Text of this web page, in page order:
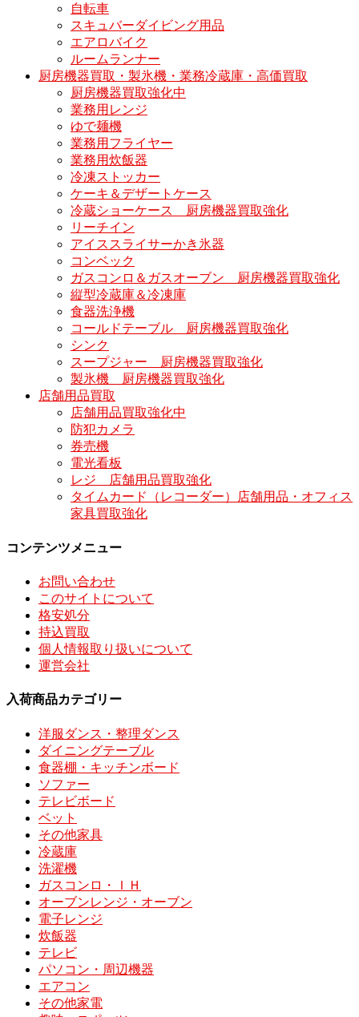
自転車
スキュバーダイビング用品
エアロバイク
ルームランナー
厨房機器買取・製氷機・業務冷蔵庫・高価買取
厨房機器買取強化中
業務用レンジ
ゆで麺機
業務用フライヤー
業務用炊飯器
冷凍ストッカー
ケーキ＆デザートケース
冷蔵ショーケース 厨房機器買取強化
リーチイン
アイススライサーかき氷器
コンベック
ガスコンロ＆ガスオーブン 厨房機器買取強化
縦型冷蔵庫＆冷凍庫
食器洗浄機
コールドテーブル 厨房機器買取強化
シンク
スープジャー 厨房機器買取強化
製氷機 厨房機器買取強化
店舗用品買取
店舗用品買取強化中
防犯カメラ
券売機
電光看板
レジ 店舗用品買取強化
タイムカード（レコーダー）店舗用品・オフィス
家具買取強化
コンテンツメニュー
お問い合わせ
このサイトについて
格安処分
持込買取
個人情報取り扱いについて
運営会社
入荷商品カテゴリー
洋服ダンス・整理ダンス
ダイニングテーブル
食器棚・キッチンボード
ソファー
テレビボード
ベット
その他家具
冷蔵庫
洗濯機
ガスコンロ・ＩＨ
オーブンレンジ・オーブン
電子レンジ
炊飯器
テレビ
パソコン・周辺機器
エアコン
その他家電